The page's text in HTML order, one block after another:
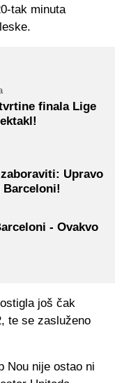
tak minuta
finala Lige
Upravo
Barceloni!
- Ovakvo
još čak
te se zasluženo
Nou nije ostao ni